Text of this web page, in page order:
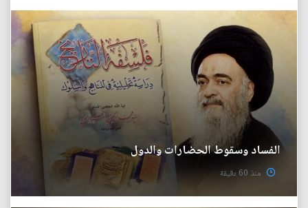
الفساد وسقوط الحضارات والدول
منذ 60 دقيقة